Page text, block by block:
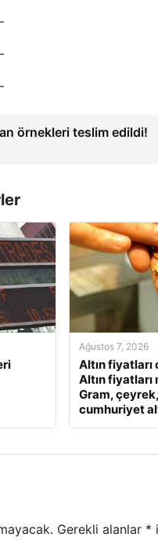
örnekleri teslim edildi!
Ağustos 7, 2026
Altın fiyatları
Altın fiyatları
Gram,
cumhuriyet
Gerekli alanlar *